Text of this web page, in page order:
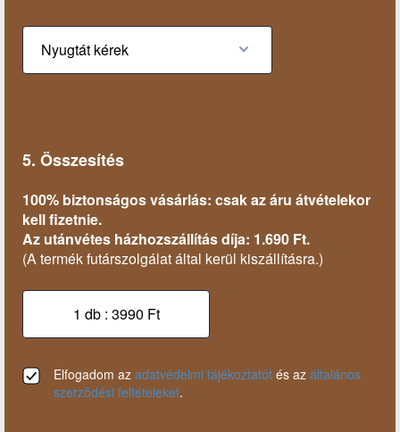
5. Összesítés
100% biztonságos vásárlás: csak az áru átvételekor
kell fizetnie.
Az utánvétes házhozszállítás díja: 1.690 Ft.
(A termék futárszolgálat által kerül kiszállításra.)
Elfogadom az adatvédelmi tájékoztatót és az általános
szerződési feltételeket.